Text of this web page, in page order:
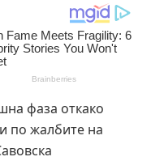
фаза откако
по жалбите на